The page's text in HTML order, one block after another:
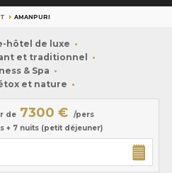
AMANPURI
hôtel de luxe
et traditionnel
& Spa
et nature
de 7300 €
/pers
+ 7 nuits (petit déjeuner)